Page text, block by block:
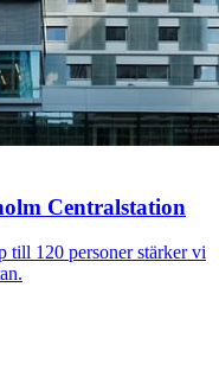
Centralstation
till 120 personer stärker vi